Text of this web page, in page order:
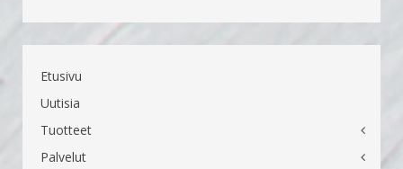
Etusivu
Uutisia
Tuotteet
Palvelut